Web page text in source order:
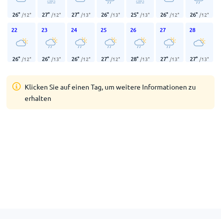
26° /12° 27° /12° 27° /13° 26° /13° 25° /13° 26° /12° 26° /12°
22
26° /12°
23
26° /13°
24
26° /12°
25
27° /12°
26
28° /13°
27
27° /13°
28
27° /13°
Klicken Sie auf einen Tag, um weitere Informationen zu
erhalten